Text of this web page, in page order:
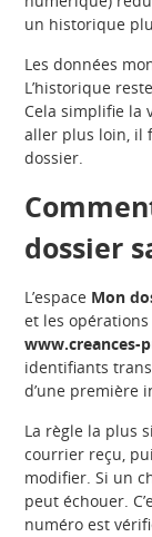
un historique
Les données
L’historique
Cela simplifie la
aller plus loin, il
dossier.
dossier
L’espace Mon
et les opérations
www.creances-
identifiants
d’une première
La règle la plus
courrier reçu,
modifier. Si un
peut échouer.
numéro est